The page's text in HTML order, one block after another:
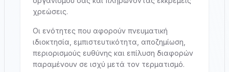
χρεώσεις.
Οι ενότητες που αφορούν πνευματική
ιδιοκτησία, εμπιστευτικότητα, αποζημίωση,
περιορισμούς ευθύνης και επίλυση διαφορών
παραμένουν σε ισχύ μετά τον τερματισμό.